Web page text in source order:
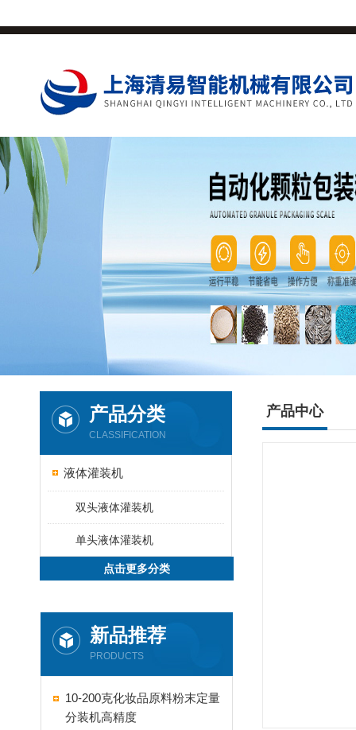
产品分类
CLASSIFICATION
液体灌装机
双头液体灌装机
单头液体灌装机
点击更多分类
新品推荐
PRODUCTS
10-200克化妆品原料粉末定量
分装机高精度
产品中心